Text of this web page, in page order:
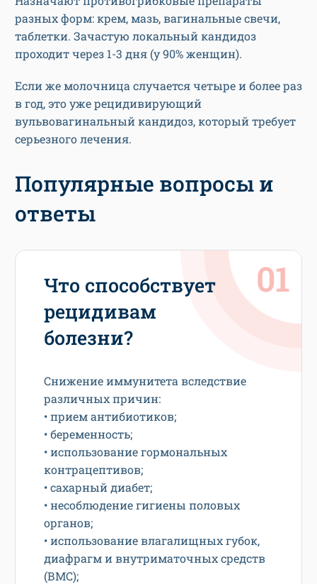
разных форм: крем, мазь, вагинальные свечи,
таблетки. Зачастую локальный кандидоз
проходит через 1-3 дня (у 90% женщин).
Если же молочница случается четыре и более раз
в год, это уже рецидивирующий
вульвовагинальный кандидоз, который требует
серьезного лечения.
Популярные вопросы и
ответы
Что способствует
рецидивам
болезни?
Снижение иммунитета вследствие
различных причин:
• прием антибиотиков;
• беременность;
• использование гормональных
контрацептивов;
• сахарный диабет;
• несоблюдение гигиены половых
органов;
• использование влагалищных губок,
диафрагм и внутриматочных средств
(ВМС);